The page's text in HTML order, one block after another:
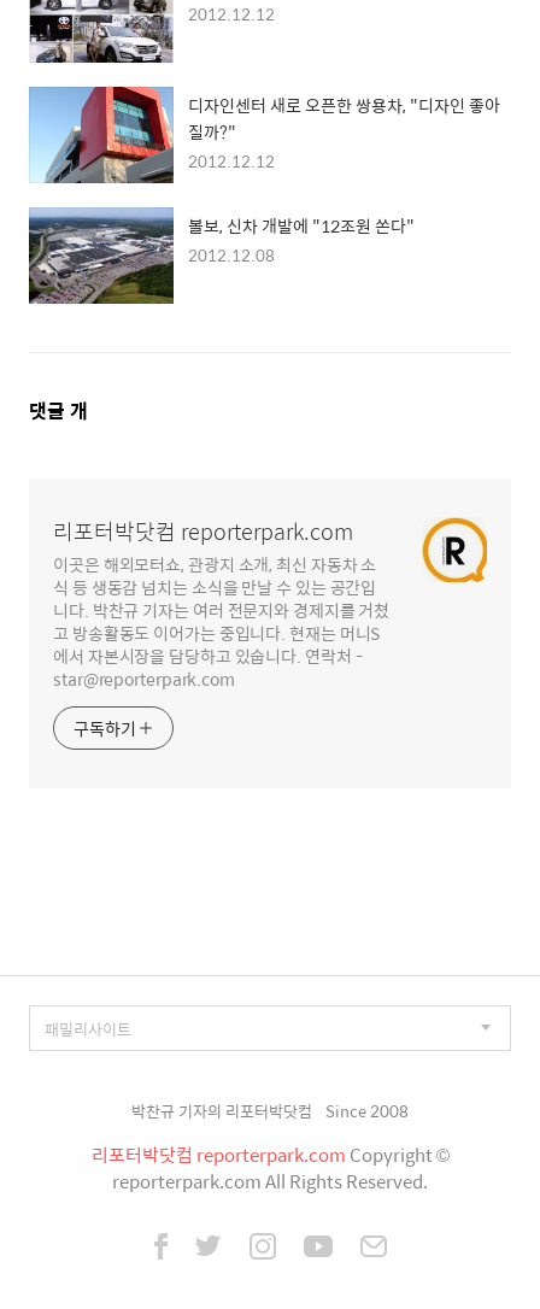
2012.12.12
디자인센터 새로 오픈한 쌍용차, "디자인 좋아
질까?"
2012.12.12
볼보, 신차 개발에 "12조원 쏜다"
2012.12.08
댓
댓글 개
리포터박닷컴 reporterpark.com
이곳은 해외모터쇼, 관광지 소개, 최신 자동차 소
식 등 생동감 넘치는 소식을 만날 수 있는 공간입
니다. 박찬규 기자는 여러 전문지와 경제지를 거쳤
고 방송활동도 이어가는 중입니다. 현재는 머니S
에서 자본시장을 담당하고 있숩니다. 연락처 -
star@reporterpark.com
구독하기
박찬규 기자의 리포터박닷컴 Since 2008
리포터박닷컴 reporterpark.com Copyright ©
reporterpark.com All Rights Reserved.